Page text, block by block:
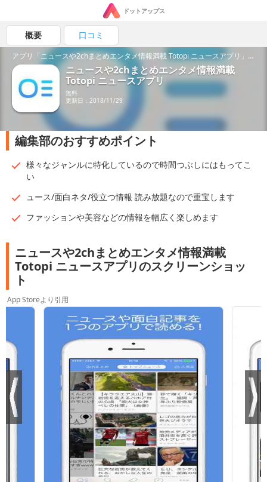
ドットアップス
概要 口コミ
アプリ「ニュースや2chまとめエンタメ情報満載 Totopi ニュースアプリ」の魅力を紹介！
ニュースや2chまとめエンタメ情報満載
Totopi ニュースアプリ
無料
更新日：2018/11/29
編集部のおすすめポイント
様々なジャンルに特化しているので時間つぶしにはもってこ
い
ュース/面白ネタ/役立つ情報 読み放題なので重宝します
ファッションや美容などの情報を幅広く楽しめます
ニュースや2chまとめエンタメ情報満載
Totopi ニュースアプリのスクリーンショッ
ト
App Storeより引用